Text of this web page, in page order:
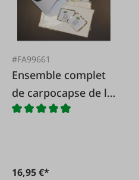
#FA99661
Ensemble complet
de carpocapse de la
pomme (Cydia
16,95 €*